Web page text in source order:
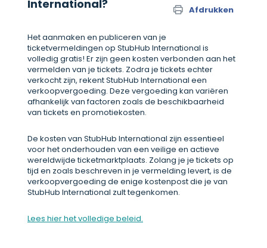
International?
Afdrukken
Het aanmaken en publiceren van je
ticketvermeldingen op StubHub International is
volledig gratis! Er zijn geen kosten verbonden aan het
vermelden van je tickets. Zodra je tickets echter
verkocht zijn, rekent StubHub International een
verkoopvergoeding. Deze vergoeding kan variëren
afhankelijk van factoren zoals de beschikbaarheid
van tickets en promotiekosten.
De kosten van StubHub International zijn essentieel
voor het onderhouden van een veilige en actieve
wereldwijde ticketmarktplaats. Zolang je je tickets op
tijd en zoals beschreven in je vermelding levert, is de
verkoopvergoeding de enige kostenpost die je van
StubHub International zult tegenkomen.
Lees hier het volledige beleid.